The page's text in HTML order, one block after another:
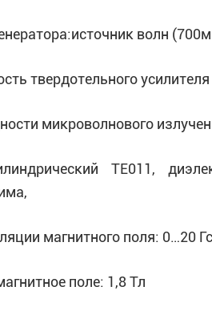
волн
твердотельного
микроволнового
TE011,
магнитного поля: 0…20 Гс
поле: 1,8 Тл